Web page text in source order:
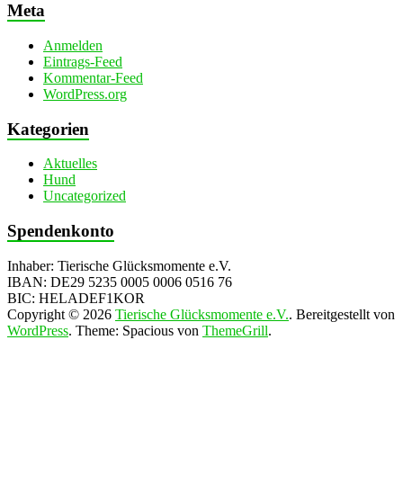
Meta
Anmelden
Eintrags-Feed
Kommentar-Feed
WordPress.org
Kategorien
Aktuelles
Hund
Uncategorized
Spendenkonto
Inhaber: Tierische Glücksmomente e.V.
IBAN: DE29 5235 0005 0006 0516 76
BIC: HELADEF1KOR
Copyright © 2026 Tierische Glücksmomente e.V.. Bereitgestellt von
WordPress. Theme: Spacious von ThemeGrill.